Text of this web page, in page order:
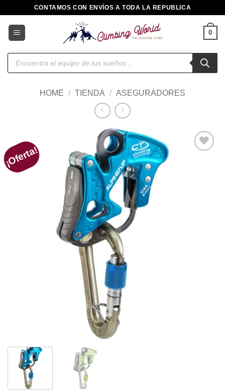
contenido
CONTAMOS CON ENVÍOS A TODA LA REPUBLICA
0
Búsqueda
HOME / TIENDA / ASEGURADORES
¡Oferta!